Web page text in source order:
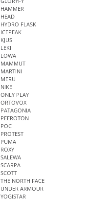
HAMMER
HEAD
HYDRO FLASK
ICEPEAK
KJUS
LEKI
LOWA
MAMMUT
MARTINI
MERU
NIKE
ONLY PLAY
ORTOVOX
PATAGONIA
PEEROTON
POC
PROTEST
PUMA
ROXY
SALEWA
SCARPA
SCOTT
THE NORTH FACE
UNDER ARMOUR
YOGISTAR